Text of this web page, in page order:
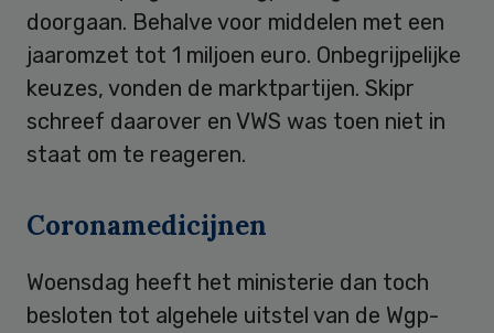
doorgaan. Behalve voor middelen met een
jaaromzet tot 1 miljoen euro. Onbegrijpelijke
keuzes, vonden de marktpartijen. Skipr
schreef daarover en VWS was toen niet in
staat om te reageren.
Coronamedicijnen
Woensdag heeft het ministerie dan toch
besloten tot algehele uitstel van de Wgp-